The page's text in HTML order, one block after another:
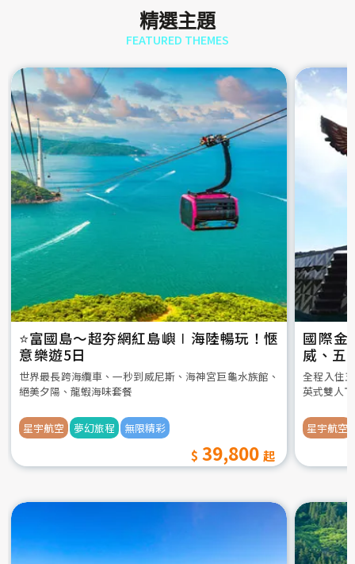
精選主題
FEATURED THEMES
⭐️富國島～超夯網紅島嶼∣海陸暢玩！愜
意樂遊5日
世界最長跨海纜車、一秒到威尼斯、海神宮巨龜水族館、
絕美夕陽、龍蝦海味套餐
星宇航空 夢幻旅程 無限精彩
39,800
國際金
威、五
全程入住
英式雙人
星宇航空